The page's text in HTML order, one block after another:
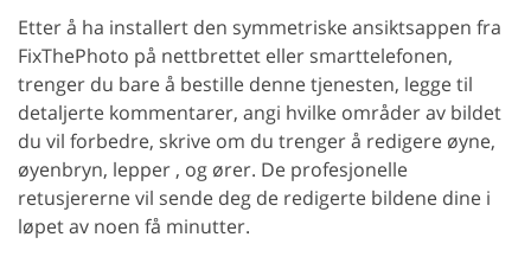
Etter å ha installert den symmetriske ansiktsappen fra
FixThePhoto på nettbrettet eller smarttelefonen,
trenger du bare å bestille denne tjenesten, legge til
detaljerte kommentarer, angi hvilke områder av bildet
du vil forbedre, skrive om du trenger å redigere øyne,
øyenbryn, lepper , og ører. De profesjonelle
retusjererne vil sende deg de redigerte bildene dine i
løpet av noen få minutter.